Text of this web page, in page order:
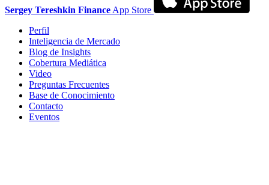
Sergey Tereshkin Finance App Store
Perfil
Inteligencia de Mercado
Blog de Insights
Cobertura Mediática
Video
Preguntas Frecuentes
Base de Conocimiento
Contacto
Eventos